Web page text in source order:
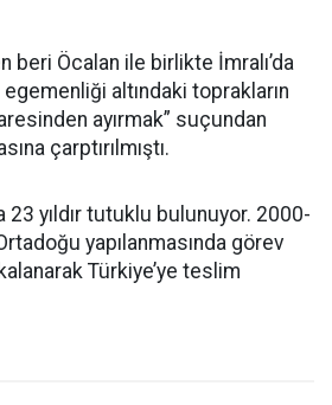
beri Öcalan ile birlikte İmralı’da
altındaki toprakların
ayırmak” suçundan
çarptırılmıştı.
23 yıldır tutuklu bulunuyor. 2000-
yapılanmasında görev
Türkiye’ye teslim